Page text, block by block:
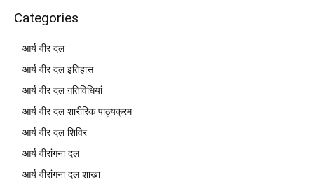
Categories
आर्य वीर दल
आर्य वीर दल इतिहास
आर्य वीर दल गतिविधियां
आर्य वीर दल शारीरिक पाठ्यक्रम
आर्य वीर दल शिविर
आर्य वीरांगना दल
आर्य वीरांगना दल शाखा